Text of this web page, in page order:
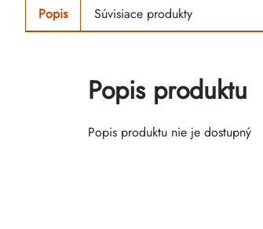
Popis Súvisiace produkty
Popis produktu
Popis produktu nie je dostupný